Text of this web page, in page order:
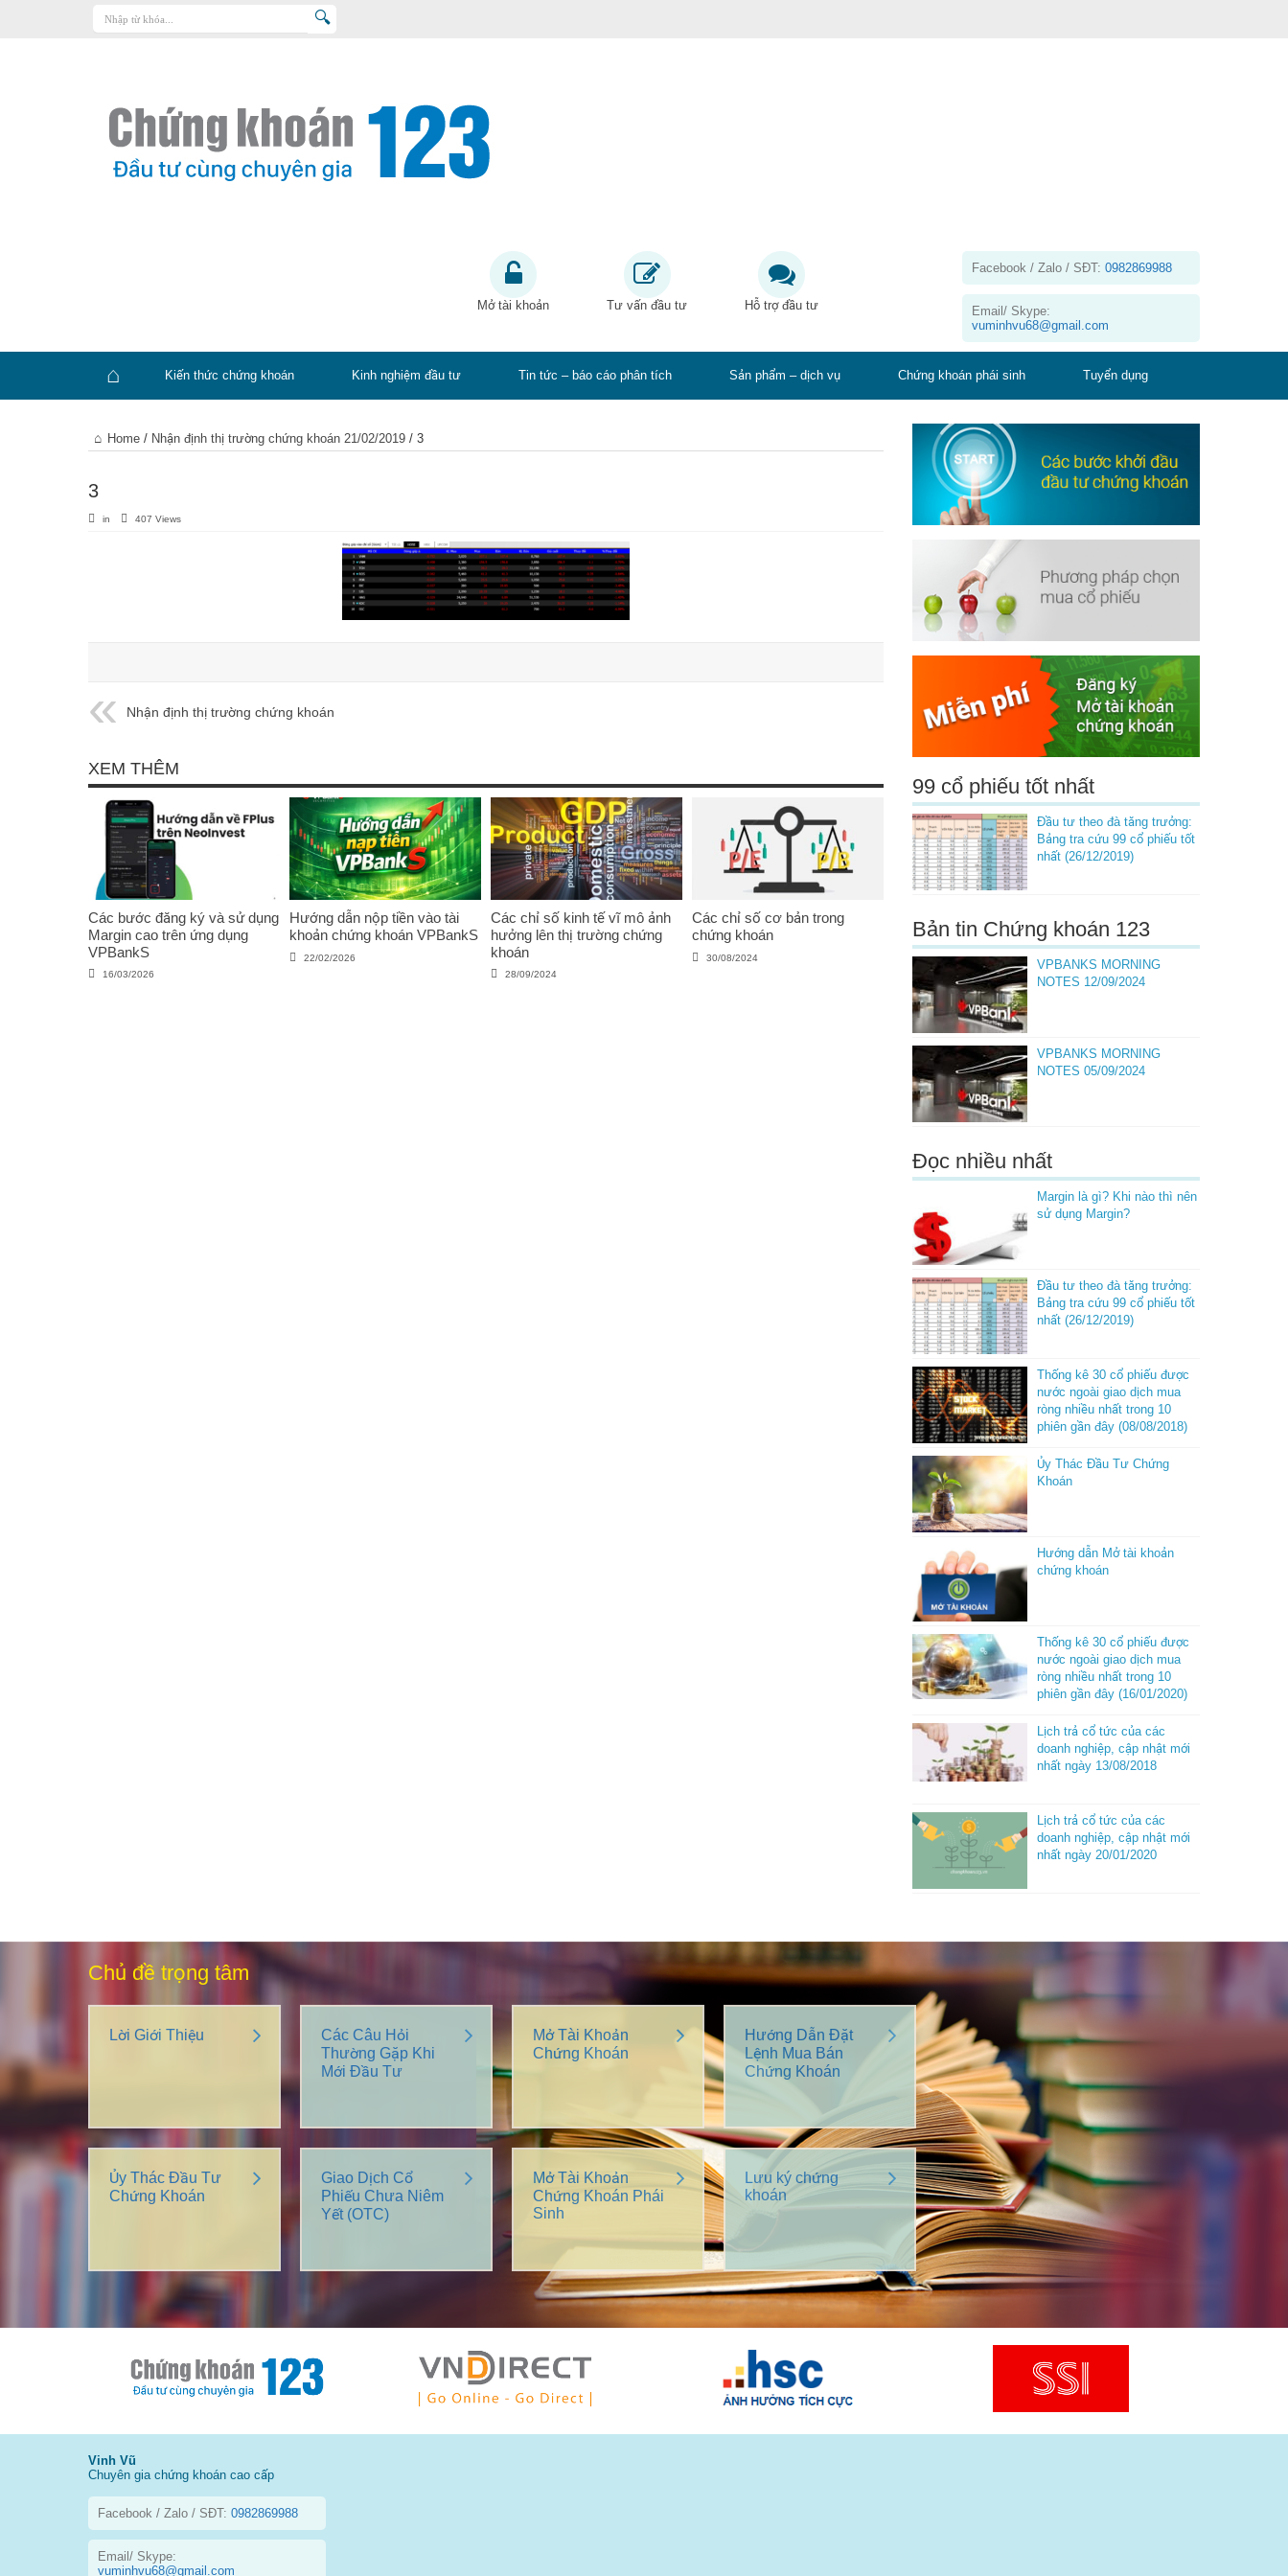
Kiến thức chứng khoán
Kinh nghiệm đầu tư
Tin tức – báo cáo phân tích
Mở tài khoản Tư vấn đầu tư Hỗ trợ đầu tư
Facebook / Zalo / SĐT: 0982869988
Email/ Skype:
vuminhvu68@gmail.com
Trang
Kiến thức chứng khoán Kinh nghiệm đầu tư Tin tức – báo cáo phân tích Sản phẩm – dịch vụ Chứng khoán phái sinh Tuyển dụng
Home / Nhận định thị trường chứng khoán 21/02/2019 / 3
3
in 407 Views
Nhận định thị trường chứng khoán
XEM THÊM
Các bước đăng ký và sử dụng
Margin cao trên ứng dụng
VPBankS
16/03/2026
Hướng dẫn nộp tiền vào tài
khoản chứng khoán VPBankS
22/02/2026
Các chỉ số kinh tế vĩ mô ảnh
hưởng lên thị trường chứng
khoán
28/09/2024
Các chỉ số cơ bản trong
chứng khoán
30/08/2024
99 cổ phiếu tốt nhất
Đầu tư theo đà tăng trưởng:
Bảng tra cứu 99 cổ phiếu tốt
nhất (26/12/2019)
Bản tin Chứng khoán 123
VPBANKS MORNING
NOTES 12/09/2024
VPBANKS MORNING
NOTES 05/09/2024
Đọc nhiều nhất
Margin là gì? Khi nào thì nên
sử dụng Margin?
Đầu tư theo đà tăng trưởng:
Bảng tra cứu 99 cổ phiếu tốt
nhất (26/12/2019)
Thống kê 30 cổ phiếu được
nước ngoài giao dịch mua
ròng nhiều nhất trong 10
phiên gần đây (08/08/2018)
Ủy Thác Đầu Tư Chứng
Khoán
Hướng dẫn Mở tài khoản
chứng khoán
Thống kê 30 cổ phiếu được
nước ngoài giao dịch mua
ròng nhiều nhất trong 10
phiên gần đây (16/01/2020)
Lịch trả cổ tức của các
doanh nghiệp, cập nhật mới
nhất ngày 13/08/2018
Lịch trả cổ tức của các
doanh nghiệp, cập nhật mới
nhất ngày 20/01/2020
Chủ đề trọng tâm
Lời Giới Thiệu
Các Câu Hỏi
Thường Gặp Khi
Mới Đầu Tư
Mở Tài Khoản
Chứng Khoán
Hướng Dẫn Đặt
Lệnh Mua Bán
Chứng Khoán
Ủy Thác Đầu Tư
Chứng Khoán
Giao Dịch Cổ
Phiếu Chưa Niêm
Yết (OTC)
Mở Tài Khoản
Chứng Khoán Phái
Sinh
Lưu ký chứng
khoán
Vinh Vũ
Chuyên gia chứng khoán cao cấp
Facebook / Zalo / SĐT: 0982869988
Email/ Skype:
vuminhvu68@gmail.com